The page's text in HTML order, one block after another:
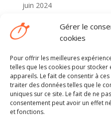
Gérer le
cookies
Pour offrir les meilleures
telles que les cookies pour
appareils. Le fait de consentir à
traiter des données telles que le
uniques sur ce site. Le fait de ne
consentement peut avoir un effet
et fonctions.
juin 2024
mai 2024
avril 2024
Catégories
2024
Non classé
Méta